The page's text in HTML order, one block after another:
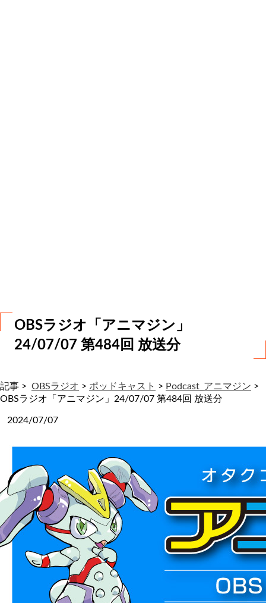
OBSラジオ「アニマジン」
24/07/07 第484回 放送分
記事 > OBSラジオ > ポッドキャスト > Podcast_アニマジン >
OBSラジオ「アニマジン」24/07/07 第484回 放送分
2024/07/07